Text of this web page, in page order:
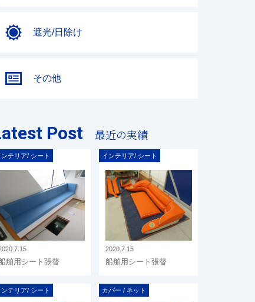
遮光/日除け
その他
Post 最近の実績
ンテリア/ シート
舶用シート張替
インテリア/ シート
2020.7.15
船舶用シート張替
ンテリア/ シート カバー / ネット